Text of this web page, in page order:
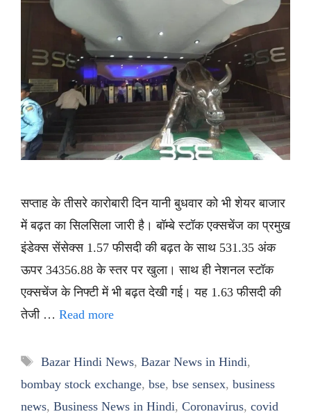
सप्ताह के तीसरे कारोबारी दिन यानी बुधवार को भी शेयर बाजार
में बढ़त का सिलसिला जारी है। बॉम्बे स्टॉक एक्सचेंज का प्रमुख
इंडेक्स सेंसेक्स 1.57 फीसदी की बढ़त के साथ 531.35 अंक
ऊपर 34356.88 के स्तर पर खुला। साथ ही नेशनल स्टॉक
एक्सचेंज के निफ्टी में भी बढ़त देखी गई। यह 1.63 फीसदी की
तेजी … Read more
Tags
Bazar Hindi News, Bazar News in Hindi,
bombay stock exchange, bse, bse sensex, business
news, Business News in Hindi, Coronavirus, covid